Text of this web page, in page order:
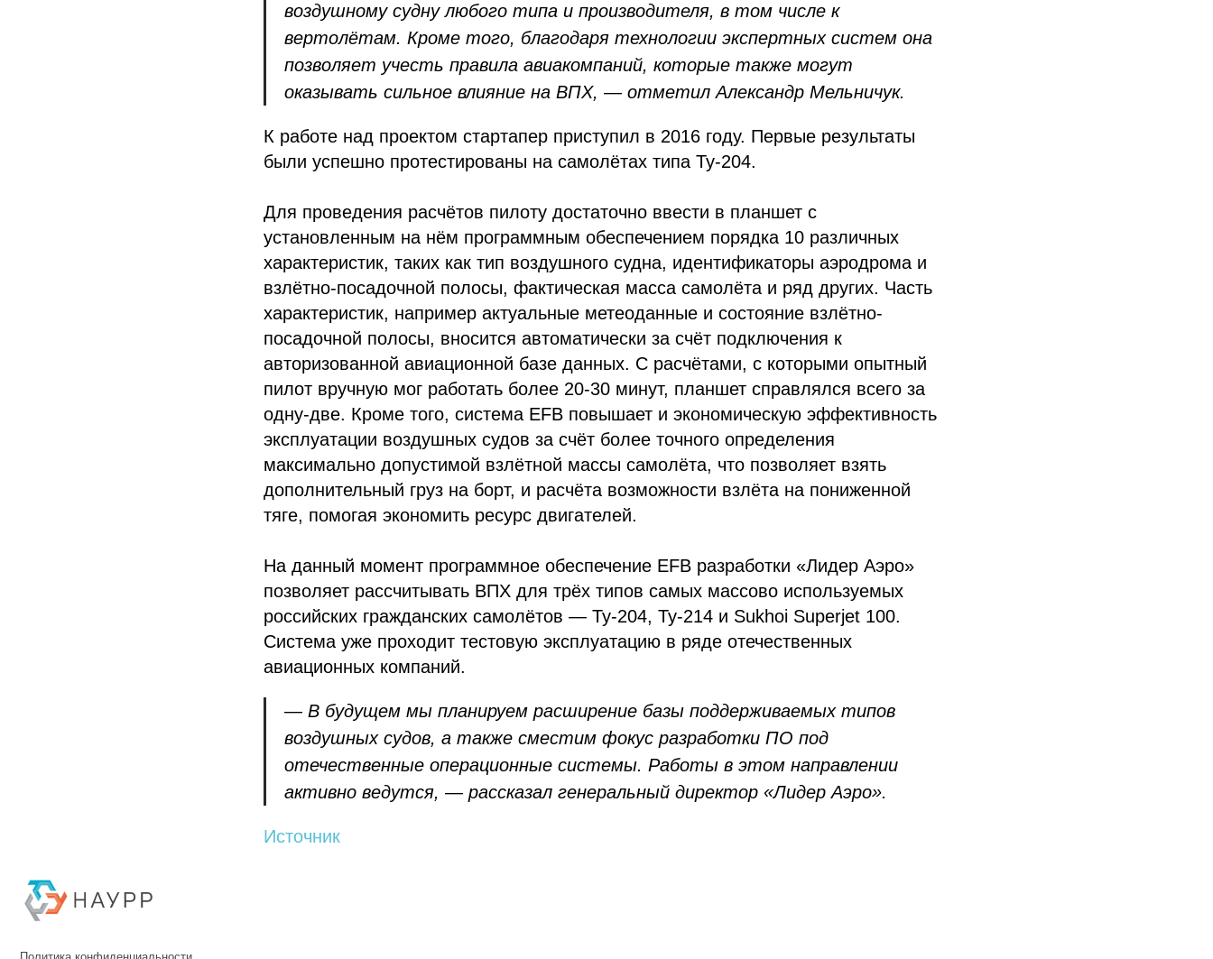
воздушному судну любого типа и производителя, в том числе к
вертолётам. Кроме того, благодаря технологии экспертных систем она
позволяет учесть правила авиакомпаний, которые также могут
оказывать сильное влияние на ВПХ, — отметил Александр Мельничук.
К работе над проектом стартапер приступил в 2016 году. Первые результаты
были успешно протестированы на самолётах типа Ту-204.
Для проведения расчётов пилоту достаточно ввести в планшет с
установленным на нём программным обеспечением порядка 10 различных
характеристик, таких как тип воздушного судна, идентификаторы аэродрома и
взлётно-посадочной полосы, фактическая масса самолёта и ряд других. Часть
характеристик, например актуальные метеоданные и состояние взлётно-
посадочной полосы, вносится автоматически за счёт подключения к
авторизованной авиационной базе данных. С расчётами, с которыми опытный
пилот вручную мог работать более 20-30 минут, планшет справлялся всего за
одну-две. Кроме того, система EFB повышает и экономическую эффективность
эксплуатации воздушных судов за счёт более точного определения
максимально допустимой взлётной массы самолёта, что позволяет взять
дополнительный груз на борт, и расчёта возможности взлёта на пониженной
тяге, помогая экономить ресурс двигателей.
На данный момент программное обеспечение EFB разработки «Лидер Аэро»
позволяет рассчитывать ВПХ для трёх типов самых массово используемых
российских гражданских самолётов — Ту-204, Ту-214 и Sukhoi Superjet 100.
Система уже проходит тестовую эксплуатацию в ряде отечественных
авиационных компаний.
— В будущем мы планируем расширение базы поддерживаемых типов
воздушных судов, а также сместим фокус разработки ПО под
отечественные операционные системы. Работы в этом направлении
активно ведутся, — рассказал генеральный директор «Лидер Аэро».
Источник
© 2015-2026 НАУРР. Все права защищены. При использовании материалов ссылка на ROBOTUNION.RU — обязательна
При использовании материалов ссылка на ROBOTUNION.RU — обязательна